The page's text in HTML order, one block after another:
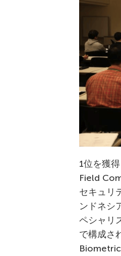
1位を獲
Field
セキュリ
ンドネシ
ペシャリ
で構成さ